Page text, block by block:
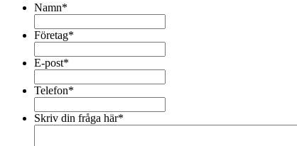
Namn*
Företag*
E-post*
Telefon*
Skriv din fråga här*